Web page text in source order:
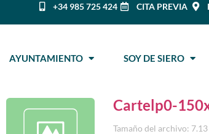
+34 985 725 424 CITA PREVIA
AYUNTAMIENTO SOY DE SIERO
Cartelp0-
Tamaño del archivo: